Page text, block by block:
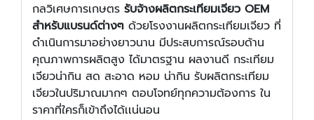
กลวิเศษการเกษตร รับจ้างผลิตกระเทียมเจียว OEM
สำหรับแบรนด์ต่างๆ ด้วยโรงงานผลิตกระเทียมเจียว ที่
ดำเนินการมาอย่างยาวนาน มีประสบการณ์รอบด้าน
คุณภาพการผลิตสูง ได้มาตรฐาน ผลงานดี กระเทียม
เจียวน่ากิน สด สะอาด หอม น่ากิน รับผลิตกระเทียม
เจียวในปริมาณมากๆ ตอบโจทย์ทุกความต้องการ ใน
ราคาที่ใครก็เข้าถึงได้เเน่นอน